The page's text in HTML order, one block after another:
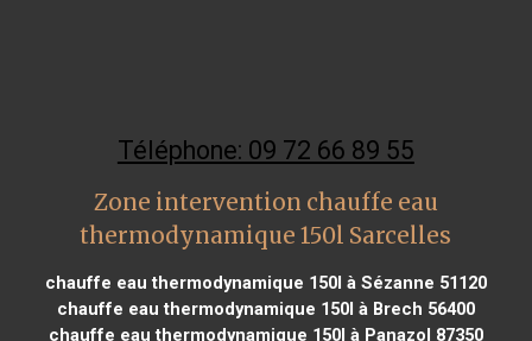
Téléphone: 09 72 66 89 55
Zone intervention chauffe eau
thermodynamique 150l Sarcelles
chauffe eau thermodynamique 150l à Sézanne 51120
chauffe eau thermodynamique 150l à Brech 56400
chauffe eau thermodynamique 150l à Panazol 87350